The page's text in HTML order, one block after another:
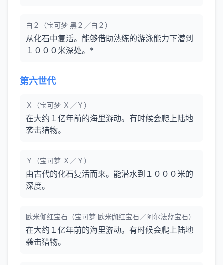
白２（宝可梦 黑２／白２）
从化石中复活。能够借助熟练的游泳能力下潜到
１０００米深处。*
第六世代
Ｘ（宝可梦 Ｘ／Ｙ）
在大约１亿年前的海里游动。有时候会爬上陆地
袭击猎物。
Ｙ（宝可梦 Ｘ／Ｙ）
由古代的化石复活而来。能潜水到１０００米的
深度。
欧米伽红宝石（宝可梦 欧米伽红宝石／阿尔法蓝宝石）
在大约１亿年前的海里游动。有时候会爬上陆地
袭击猎物。